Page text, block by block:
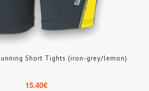
Short Tights (iron-grey/lemon)
15.40€